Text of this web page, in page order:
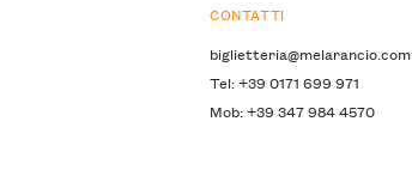
CONTATTI
biglietteria@melarancio.com
Tel: +39 0171 699 971
Mob: +39 347 984 4570